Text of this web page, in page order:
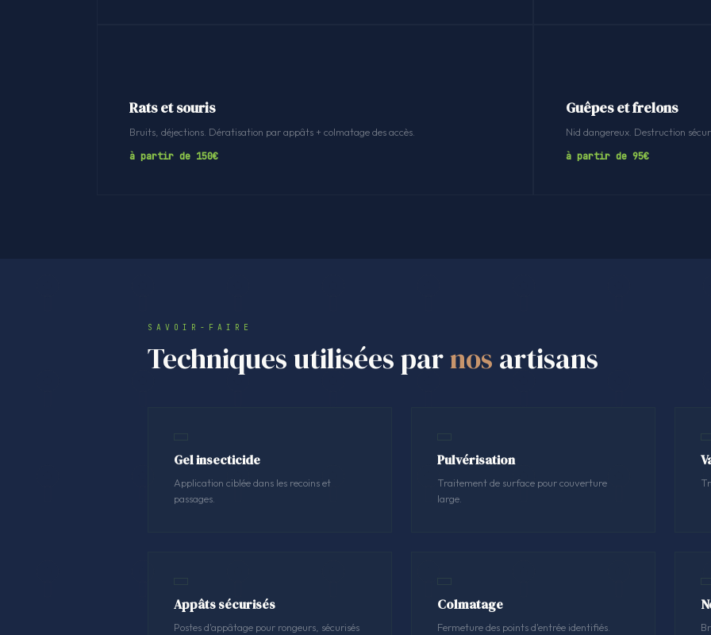
Rats et souris
Bruits, déjections. Dératisation par appâts + colmatage des accès.
à partir de 150€
Guêpes et frelons
Nid dangereux. Destruction
à partir de 95€
SAVOIR-FAIRE
Techniques utilisées parnos artisans
Gel insecticide
Application ciblée dans les recoins et
passages.
Pulvérisation
Traitement de surface pour couverture
large.
Appâts sécurisés
Postes d'appâtage pour rongeurs, sécurisés
Colmatage
Fermeture des points d'entrée identifiés.